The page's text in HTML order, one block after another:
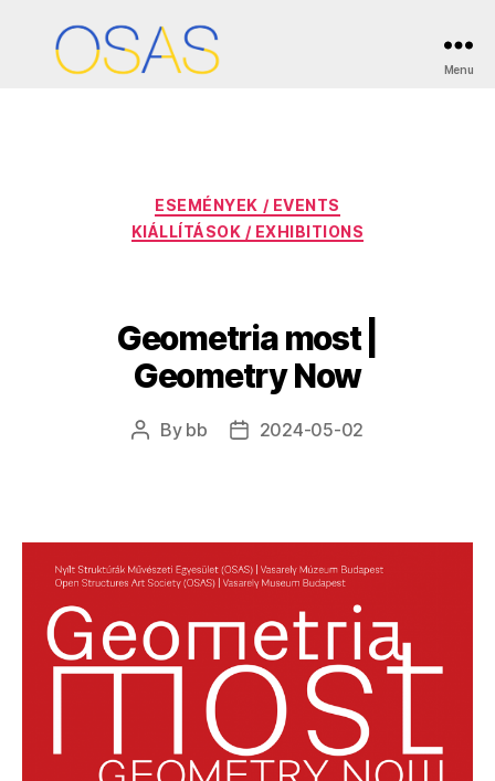
Menu
Month:
Categories
ESEMÉNYEK / EVENTS
KIÁLLÍTÁSOK / EXHIBITIONS
Geometria most |
Geometry Now
PostBy bb
Post2024-05-02